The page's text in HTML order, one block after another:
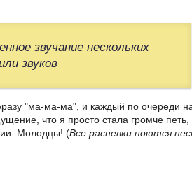
звучание нескольких
звуков
"ма-ма-ма", и каждый по очереди
что я просто стала громче петь,
Молодцы! (Все распевки поются